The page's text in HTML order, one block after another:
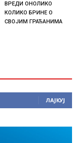
ВРЕДИ ОНОЛИКО
КОЛИКО БРИНЕ О
СВОЈИМ ГРАЂАНИМА
ЛАЈКУЈ